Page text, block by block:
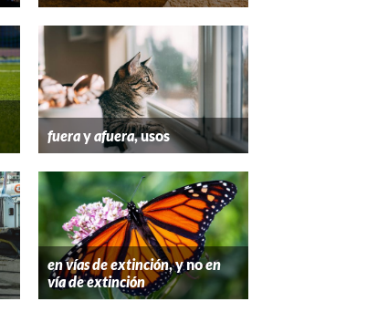
fuerayafuera, usos
en vías de extinción, y noen
vía de extinción